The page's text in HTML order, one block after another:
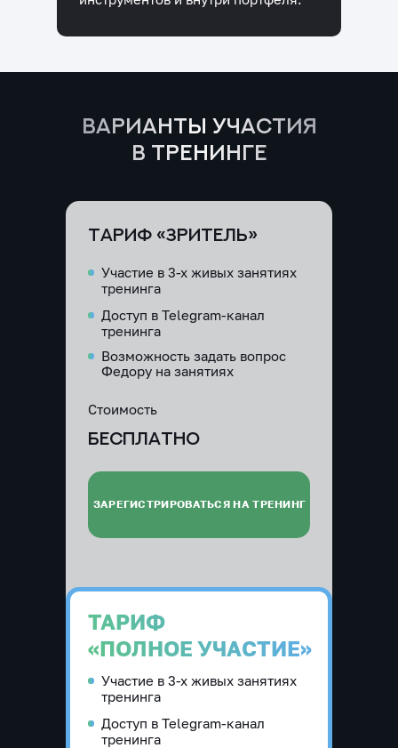
ВАРИАНТЫ УЧАСТИЯ
В ТРЕНИНГЕ
Участие в 3-х живых занятиях
тренинга
Возможность задать вопрос
Федору на занятиях
Доступ в Telegram-канал
тренинга
ЗАРЕГИСТРИРОВАТЬСЯ НА ТРЕНИНГ
Стоимость
БЕСПЛАТНО
ТАРИФ «ЗРИТЕЛЬ»
Участие в 3-х живых занятиях
тренинга
Доступ в Telegram-канал
тренинга
ТАРИФ
«ПОЛНОЕ УЧАСТИЕ»